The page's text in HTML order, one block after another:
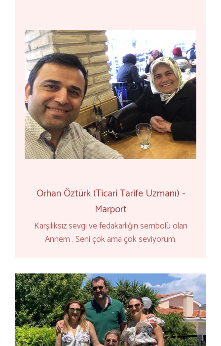
Orhan Öztürk (Ticari Tarife Uzmanı) -
Marport
Karşılıksız sevgi ve fedakarlığın sembolü olan
Annem . Seni çok ama çok seviyorum.